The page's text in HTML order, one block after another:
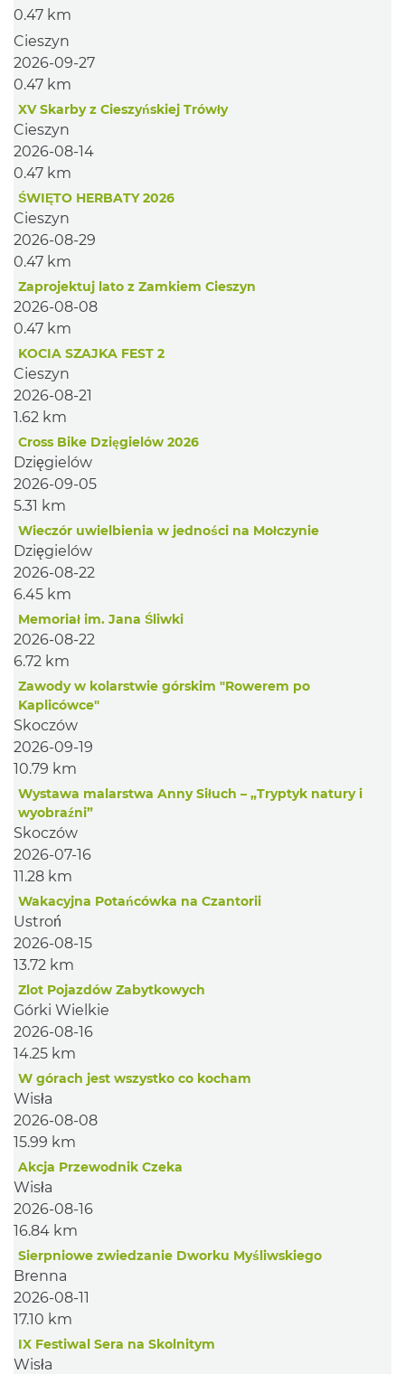
0.47 km
Cieszyn
2026-09-27
0.47 km
XV Skarby z Cieszyńskiej Trówły
Cieszyn
2026-08-14
0.47 km
ŚWIĘTO HERBATY 2026
Cieszyn
2026-08-29
0.47 km
Zaprojektuj lato z Zamkiem Cieszyn
2026-08-08
0.47 km
KOCIA SZAJKA FEST 2
Cieszyn
2026-08-21
1.62 km
Cross Bike Dzięgielów 2026
Dzięgielów
2026-09-05
5.31 km
Wieczór uwielbienia w jedności na Mołczynie
Dzięgielów
2026-08-22
6.45 km
Memoriał im. Jana Śliwki
2026-08-22
6.72 km
Zawody w kolarstwie górskim "Rowerem po
Kaplicówce"
Skoczów
2026-09-19
10.79 km
Wystawa malarstwa Anny Siłuch – „Tryptyk natury i
wyobraźni”
Skoczów
2026-07-16
11.28 km
Wakacyjna Potańcówka na Czantorii
Ustroń
2026-08-15
13.72 km
Zlot Pojazdów Zabytkowych
Górki Wielkie
2026-08-16
14.25 km
W górach jest wszystko co kocham
Wisła
2026-08-08
15.99 km
Akcja Przewodnik Czeka
Wisła
2026-08-16
16.84 km
Sierpniowe zwiedzanie Dworku Myśliwskiego
Brenna
2026-08-11
17.10 km
IX Festiwal Sera na Skolnitym
Wisła